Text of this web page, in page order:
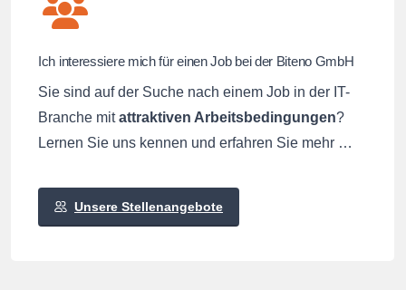
Ich interessiere mich für einen Job bei der Biteno GmbH
Sie sind auf der Suche nach einem Job in der IT-
Branche mitattraktiven Arbeitsbedingungen?
Lernen Sie uns kennen und erfahren Sie mehr …
Unsere Stellenangebote